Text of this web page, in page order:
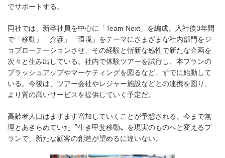
でサポートする。
同社では、新卒社員を中心に「Team Next」を編成。入社後3年間
で「移動」「介護」「環境」をテーマにさまざまな社内部門をジ
ョブローテーションさせ、その経験と斬新な感性で新たな企画を
次々と生み出している。社内で体験ツアーを試行し、本プランの
ブラッシュアップやマーケティングを図るなど、すでに始動して
いる。今後は、ツアー会社やレジャー施設などとの連携を図り、
より質の高いサービスを提供していく予定だ。
高齢者人口はますます増加していくことが予想される。今まで無
理とあきらめていた〝生き甲斐移動〟を現実のものへと変えるプ
ランで、新たな顧客の創造が望めるに違いない。